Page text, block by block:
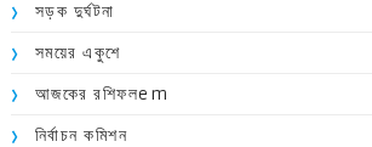
সড়ক দুর্ঘটনা
সময়ের একুশে
আজকের রশিফলem
নির্বাচন কমিশন